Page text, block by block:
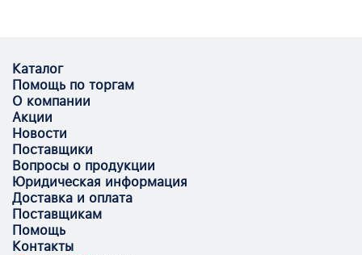
Каталог
Помощь по торгам
О компании
Акции
Новости
Поставщики
Вопросы о продукции
Юридическая информация
Доставка и оплата
Поставщикам
Помощь
Контакты